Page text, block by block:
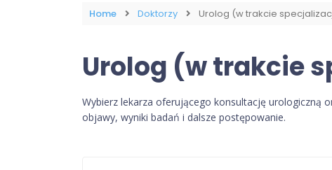
Home Doktorzy Urolog (w trakcie
Urolog (w trakcie
Wybierz lekarza oferującego konsultację urologiczną
objawy, wyniki badań i dalsze postępowanie.